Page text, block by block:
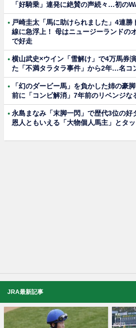
「好騎乗」連発に絶賛の声続々…初の
戸崎圭太「馬に助けられました」4連勝
線に急浮上！ 母はニュージーランドの
で好走
横山武史×ウイン「雪解け」で4万馬券
た「不満タラタラ事件」から2年…名コ
「幻のダービー馬」を負かした姉の豪
前に「コンビ解消」7年前のリベンジな
永島まなみ「末脚一閃」で歴代3位の好
恩人ともいえる「大物個人馬主」とタ
JRA最新記事